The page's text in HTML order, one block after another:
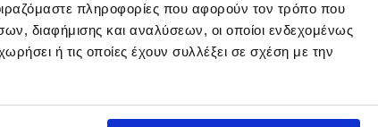
πληροφορίες που αφορούν τον τρόπο που
διαφήμισης και αναλύσεων, οι οποίοι ενδεχομένως
ή τις οποίες έχουν συλλέξει σε σχέση με την